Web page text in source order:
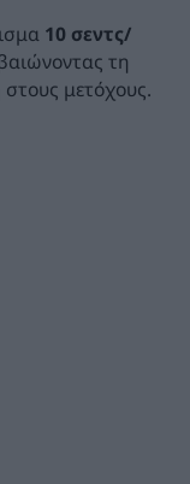
10 σεντς/
τη
μετόχους.